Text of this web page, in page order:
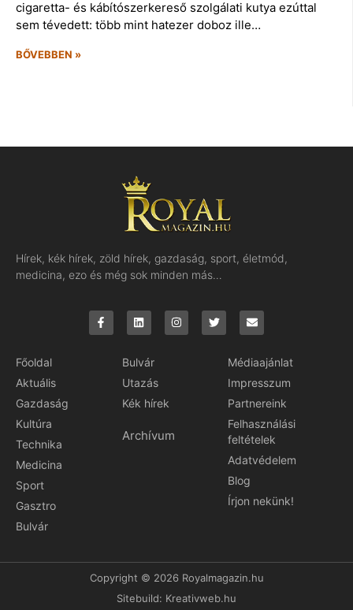
cigaretta- és kábítószerkereső szolgálati kutya ezúttal
sem tévedett: több mint hatezer doboz ille…
BŐVEBBEN »
Hírek, kék hírek, zöld hírek, gazdaság, sport, életmód,
medicina, ezo és még sok minden más…
Főoldal
Aktuális
Gazdaság
Kultúra
Technika
Medicina
Sport
Gasztro
Bulvár
Bulvár
Utazás
Kék hírek
Archívum
Médiaajánlat
Impresszum
Partnereink
Felhasználási
feltételek
Adatvédelem
Blog
Írjon nekünk!
Copyright © 2026 Royalmagazin.hu
Sitebuild: Kreativweb.hu